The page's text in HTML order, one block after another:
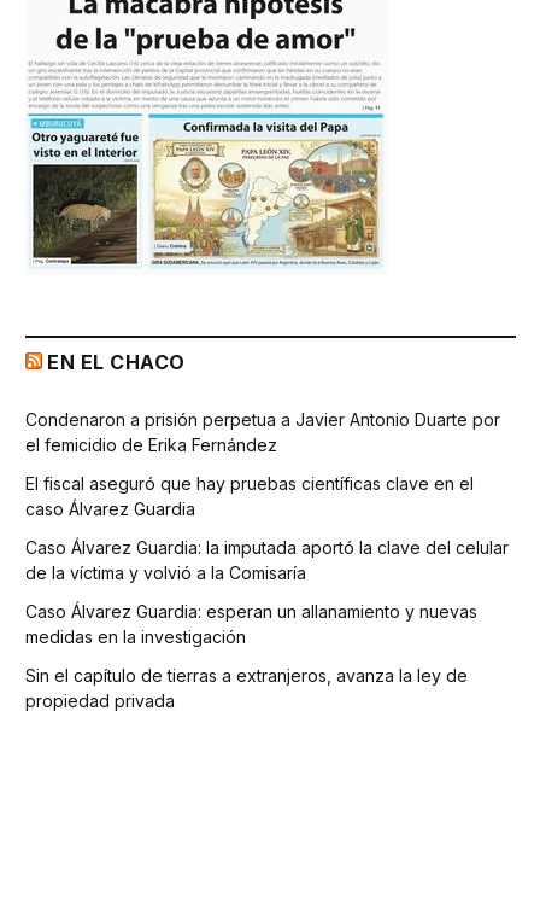
EN EL CHACO
Condenaron a prisión perpetua a Javier Antonio Duarte por
el femicidio de Erika Fernández
El fiscal aseguró que hay pruebas científicas clave en el
caso Álvarez Guardia
Caso Álvarez Guardia: la imputada aportó la clave del celular
de la víctima y volvió a la Comisaría
Caso Álvarez Guardia: esperan un allanamiento y nuevas
medidas en la investigación
Sin el capítulo de tierras a extranjeros, avanza la ley de
propiedad privada